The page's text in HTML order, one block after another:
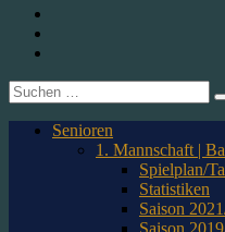
1. CfR Pforzheim 1896 e.V. –
Suche
nach:
Senioren
1. Mannschaft |
Spielplan/
Statistiken
Saison
Saison